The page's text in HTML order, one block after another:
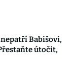
Babišovi,
útočit,